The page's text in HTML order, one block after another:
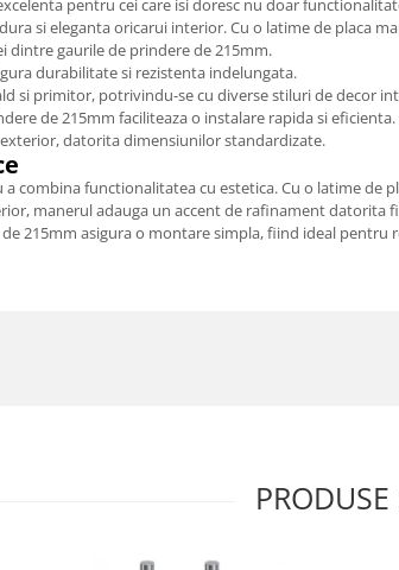
pentru cei care isi doresc nu doar
si eleganta oricarui interior. Cu o latime de placa
gaurile de prindere de 215mm.
durabilitate si rezistenta indelungata.
si primitor, potrivindu-se cu diverse stiluri de decor
de 215mm faciliteaza o instalare rapida si eficienta.
datorita dimensiunilor standardizate.
combina functionalitatea cu estetica. Cu o latime
manerul adauga un accent de rafinament
215mm asigura o montare simpla, fiind ideal pentru